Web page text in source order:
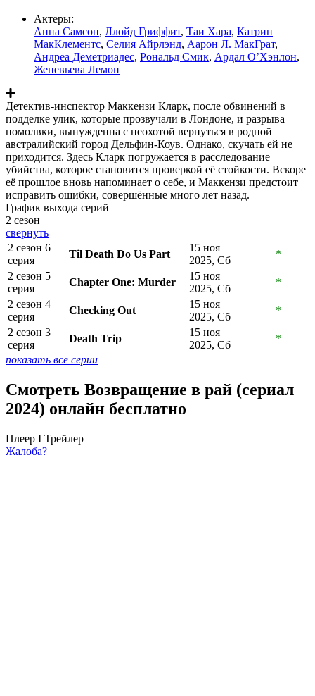
Актеры:
Анна Самсон, Ллойд Гриффит, Таи Хара, Катрин
МакКлементс, Селия Айрлэнд, Аарон Л. МакГрат,
Андреа Деметриадес, Рональд Смик, Ардал О’Хэнлон,
Женевьева Лемон
Детектив-инспектор Маккензи Кларк, после обвинений в
подделке улик, которые прозвучали в Лондоне, и разрыва
помолвки, вынужденна с неохотой вернуться в родной
австралийский город Дельфин-Коув. Однако, скучать ей не
приходится. Здесь Кларк погружается в расследование
убийства, которое становится проверкой её стойкости. Вскоре
её прошлое вновь напоминает о себе, и Маккензи предстоит
исправить ошибки, совершённые много лет назад.
График выхода серий
2 сезон
свернуть
2 сезон 6
серия
Til Death Do Us Part
15 ноя
2025, Сб
*
2 сезон 5
серия
Chapter One: Murder
15 ноя
2025, Сб
*
2 сезон 4
серия
Checking Out
15 ноя
2025, Сб
*
2 сезон 3
серия
Death Trip
15 ноя
2025, Сб
*
показать все серии
Смотреть Возвращение в рай (сериал
2024) онлайн бесплатно
Плеер I Трейлер
Жалоба?